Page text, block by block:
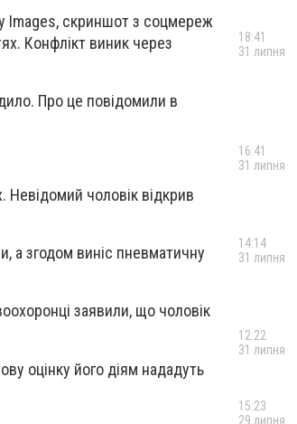
Images, скриншот з соцмереж
Конфлікт виник через
Про це повідомили в
Невідомий чоловік відкрив
а згодом виніс пневматичну
заявили, що чоловік
оцінку його діям нададуть
18:41
31 липня
16:41
31 липня
14:14
31 липня
12:22
31 липня
15:23
29 липня